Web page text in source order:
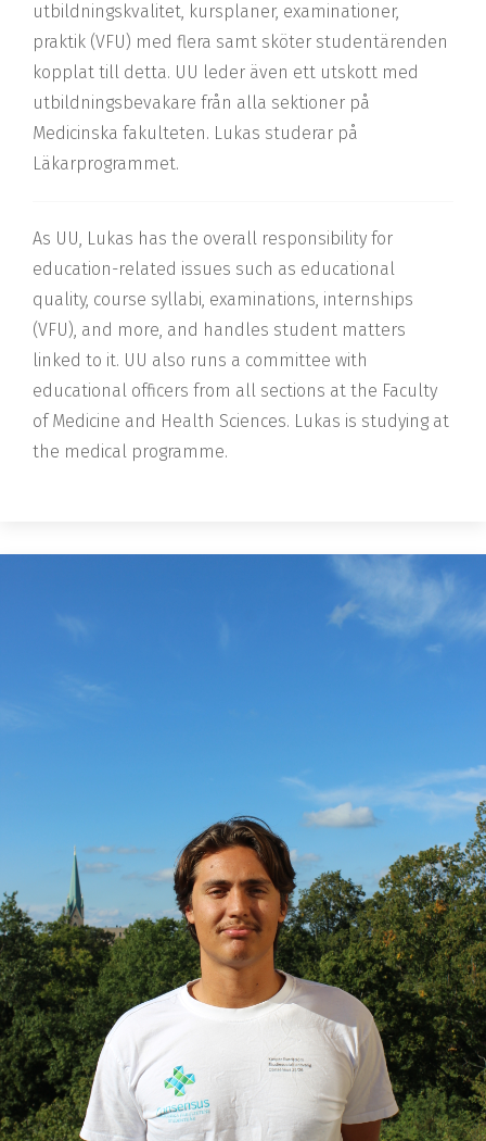
utbildningskvalitet, kursplaner, examinationer,
praktik (VFU) med flera samt sköter studentärenden
kopplat till detta. UU leder även ett utskott med
utbildningsbevakare från alla sektioner på
Medicinska fakulteten. Lukas studerar på
Läkarprogrammet.
As UU, Lukas has the overall responsibility for
education-related issues such as educational
quality, course syllabi, examinations, internships
(VFU), and more, and handles student matters
linked to it. UU also runs a committee with
educational officers from all sections at the Faculty
of Medicine and Health Sciences. Lukas is studying at
the medical programme.